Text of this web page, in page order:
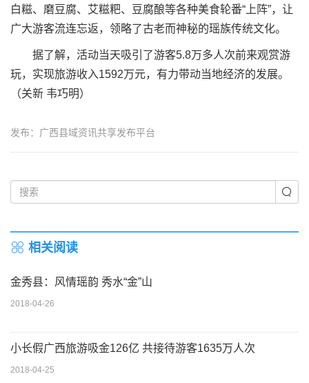
白糍、磨豆腐、艾糍粑、豆腐酿等各种美食轮番“上阵”，让
广大游客流连忘返，领略了古老而神秘的瑶族传统文化。
据了解，活动当天吸引了游客5.8万多人次前来观赏游
玩，实现旅游收入1592万元，有力带动当地经济的发展。
（关新 韦巧明）
发布：广西县域资讯共享发布平台
相关阅读
金秀县：风情瑶韵 秀水“金”山
2018-04-26
小长假广西旅游吸金126亿 共接待游客1635万人次
2018-04-25